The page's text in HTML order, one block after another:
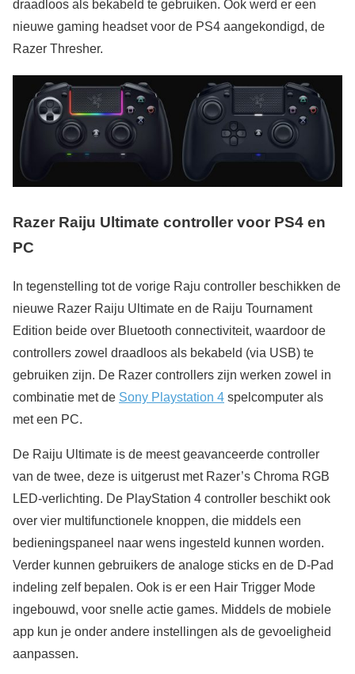
draadloos als bekabeld te gebruiken. Ook werd er een
nieuwe gaming headset voor de PS4 aangekondigd, de
Razer Thresher.
Razer Raiju Ultimate controller voor PS4 en
PC
In tegenstelling tot de vorige Raju controller beschikken de
nieuwe Razer Raiju Ultimate en de Raiju Tournament
Edition beide over Bluetooth connectiviteit, waardoor de
controllers zowel draadloos als bekabeld (via USB) te
gebruiken zijn. De Razer controllers zijn werken zowel in
combinatie met de Sony Playstation 4 spelcomputer als
met een PC.
De Raiju Ultimate is de meest geavanceerde controller
van de twee, deze is uitgerust met Razer’s Chroma RGB
LED-verlichting. De PlayStation 4 controller beschikt ook
over vier multifunctionele knoppen, die middels een
bedieningspaneel naar wens ingesteld kunnen worden.
Verder kunnen gebruikers de analoge sticks en de D-Pad
indeling zelf bepalen. Ook is er een Hair Trigger Mode
ingebouwd, voor snelle actie games. Middels de mobiele
app kun je onder andere instellingen als de gevoeligheid
aanpassen.